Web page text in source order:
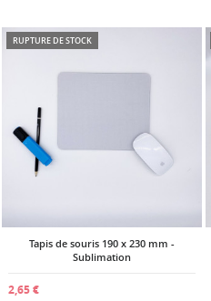
RUPTURE DE STOCK
Tapis de souris 190 x 230 mm -
Sublimation
2,65 €